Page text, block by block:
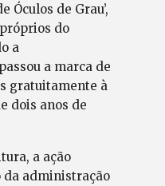
Óculos de Grau’,
do
a
a marca de
gratuitamente à
dois anos de
a ação
da administração